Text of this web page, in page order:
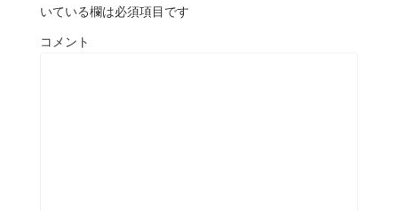
いている欄は必須項目です
コメント